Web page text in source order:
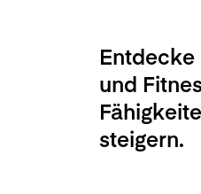
und
steigern.